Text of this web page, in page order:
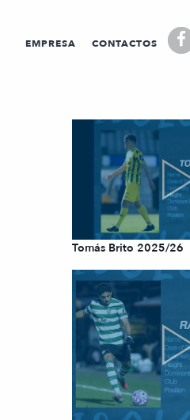
EMPRESA CONTACTOS
Tomás Brito 2025/26